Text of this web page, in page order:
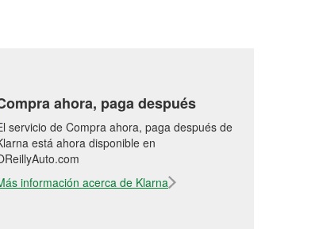
ahora, paga después
servicio de Compra ahora, paga después de
está ahora disponible en
información acerca de Klarna